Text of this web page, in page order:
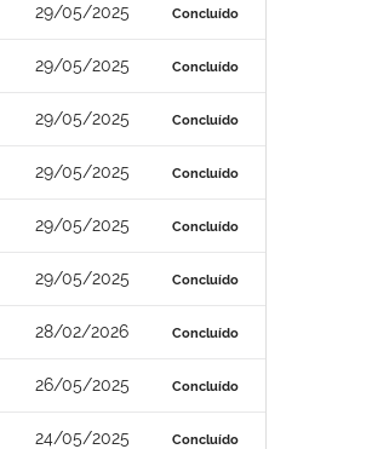
29/05/2025 Concluído
29/05/2025 Concluído
29/05/2025 Concluído
29/05/2025 Concluído
29/05/2025 Concluído
29/05/2025 Concluído
28/02/2026 Concluído
26/05/2025 Concluído
24/05/2025 Concluído